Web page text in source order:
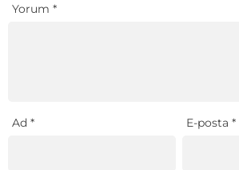
Yorum *
Ad * E-posta*